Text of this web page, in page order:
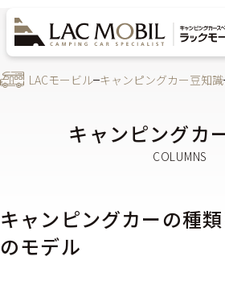
LACモービル キャンピングカー豆知識
キャンピングカ
キャンピングカーの種
のモデル